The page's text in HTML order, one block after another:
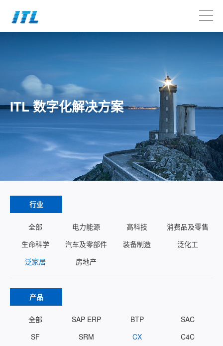
ITL 数字化解决方案
行业
全部 电力能源 高科技
消费品及零售
生命科学
汽车及零部件 装备制造
泛化工
泛家居
房地产
产品
全部 SAP ERP BTP
SAC
SF
SRM CX C4C